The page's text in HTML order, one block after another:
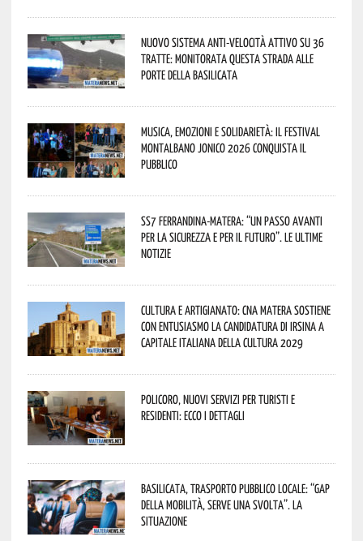
Nuovo sistema anti-velocità attivo su 36
tratte: monitorata questa strada alle
porte della Basilicata
Musica, emozioni e solidarietà: il Festival
Montalbano Jonico 2026 conquista il
pubblico
SS7 Ferrandina-Matera: “Un passo avanti
per la sicurezza e per il futuro”. Le ultime
notizie
Cultura e Artigianato: CNA Matera sostiene
con entusiasmo la candidatura di Irsina a
Capitale Italiana della Cultura 2029
Policoro, nuovi servizi per turisti e
residenti: ecco i dettagli
Basilicata, trasporto pubblico locale: “Gap
della mobilità, serve una svolta”. La
situazione